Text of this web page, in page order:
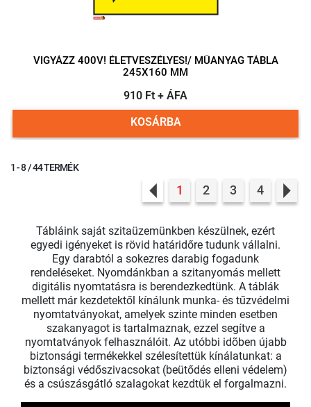
VIGYÁZZ 400V! ÉLETVESZÉLYES!/ MŰANYAG TÁBLA
245X160 MM
910 Ft + ÁFA
KOSÁRBA
1 - 8 / 44 TERMÉK
Previous
1 2 3 4
Tábláink saját szitaüzemünkben készülnek, ezért
egyedi igényeket is rövid határidőre tudunk vállalni.
Egy darabtól a sokezres darabig fogadunk
rendeléseket. Nyomdánkban a szitanyomás mellett
digitális nyomtatásra is berendezkedtünk. A táblák
mellett már kezdetektől kínálunk munka- és tűzvédelmi
nyomtatványokat, amelyek szinte minden esetben
szakanyagot is tartalmaznak, ezzel segítve a
nyomtatványok felhasználóit. Az utóbbi idõben újabb
biztonsági termékekkel szélesítettük kínálatunkat: a
biztonsági védőszivacsokat (beütődés elleni védelem)
és a csúszásgátló szalagokat kezdtük el forgalmazni.